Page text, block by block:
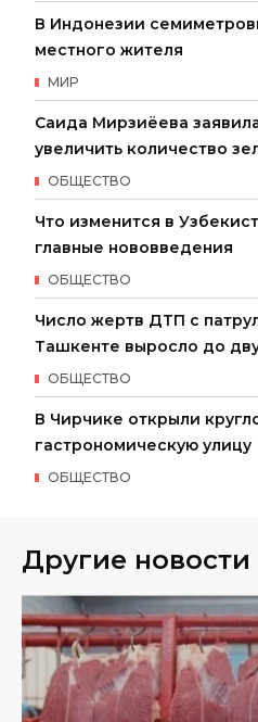
В Индонезии
местного жителя
МИР
Саида Мирзиёева
увеличить количество
ОБЩЕСТВО
Что изменится в
главные нововведения
ОБЩЕСТВО
Число жертв ДТП с
Ташкенте выросло до
ОБЩЕСТВО
В Чирчике открыли
гастрономическую улицу
ОБЩЕСТВО
Другие новости